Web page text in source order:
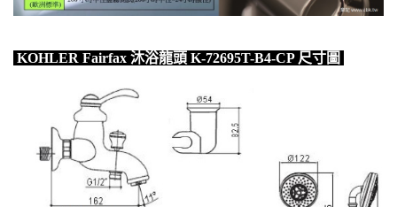
KOHLER Fairfax 沐浴龍頭 K-72695T-B4-CP 尺寸圖